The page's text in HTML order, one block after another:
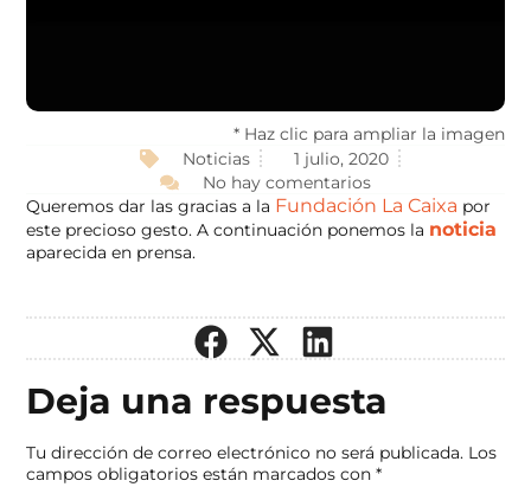
* Haz clic para ampliar la imagen
Noticias
1 julio, 2020
No hay comentarios
Queremos dar las gracias a la Fundación La Caixa por
este precioso gesto. A continuación ponemos la noticia
aparecida en prensa.
Deja una respuesta
Tu dirección de correo electrónico no será publicada. Los
campos obligatorios están marcados con*